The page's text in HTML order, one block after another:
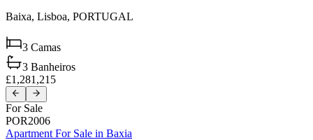
Baixa, Lisboa, PORTUGAL
3 Camas
3 Banheiros
£1,281,215
For Sale
POR2006
Apartment For Sale in Baxia